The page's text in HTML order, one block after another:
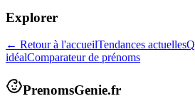
Explorer
← Retour à l'accueilTendances actuelles
idéalComparateur de prénoms
PrenomsGenie.fr